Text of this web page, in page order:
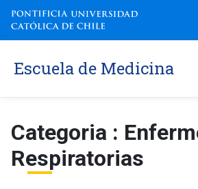
Escuela de Medicina
Categoria :
Respiratorias